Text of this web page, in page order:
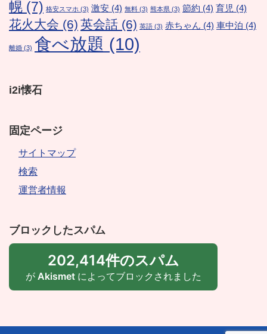
幌 (7) 格安スマホ (3) 激安 (4) 無料 (3) 熊本県 (3) 節約 (4) 育児 (4)
花火大会 (6) 英会話 (6) 英語 (3) 赤ちゃん (4) 車中泊 (4)
離婚 (3) 食べ放題 (10)
i2i懐石
固定ページ
サイトマップ
検索
運営者情報
ブロックしたスパム
202,414件のスパム
が Akismetによってブロックされました